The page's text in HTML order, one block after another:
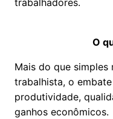
trabalhadores.
O
Mais do que simples
trabalhista, o
produtividade,
ganhos econômicos.